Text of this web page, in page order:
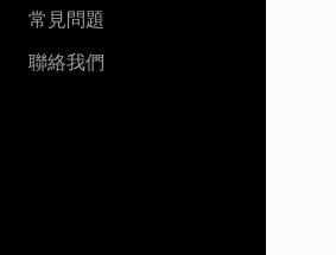
常見問題
聯絡我們